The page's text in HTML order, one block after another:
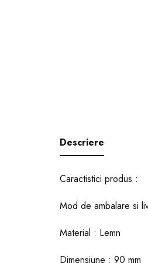
Descriere
Caractistici produs :
Mod de ambalare si
Material : Lemn
Dimensiune : 90 mm